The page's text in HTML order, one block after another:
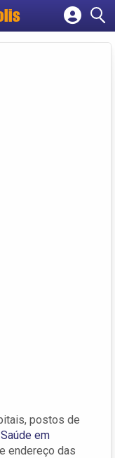
postos de
Saúde em
endereço das